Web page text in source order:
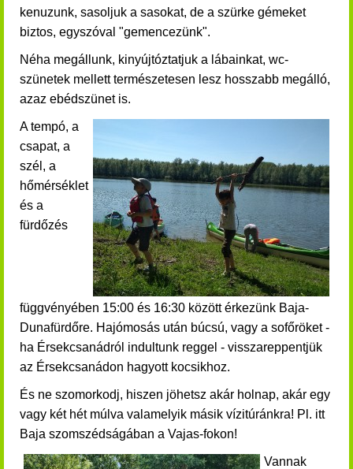
kenuzunk, sasoljuk a sasokat, de a szürke gémeket
biztos, egyszóval "gemencezünk".
Néha megállunk, kinyújtóztatjuk a lábainkat, wc-
szünetek mellett természetesen lesz hosszabb megálló,
azaz ebédszünet is.
A tempó, a
csapat, a
szél, a
hőmérséklet
és a
fürdőzés
függvényében 15:00 és 16:30 között érkezünk Baja-
Dunafürdőre. Hajómosás után búcsú, vagy a sofőröket -
ha Érsekcsanádról indultunk reggel - visszareppentjük
az Érsekcsanádon hagyott kocsikhoz.
És ne szomorkodj, hiszen jöhetsz akár holnap, akár egy
vagy két hét múlva valamelyik másik vízitúránkra! Pl. itt
Baja szomszédságában a Vajas-fokon!
Vannak